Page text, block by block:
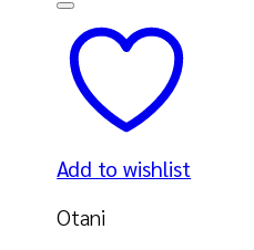
Add to wishlist
Otani